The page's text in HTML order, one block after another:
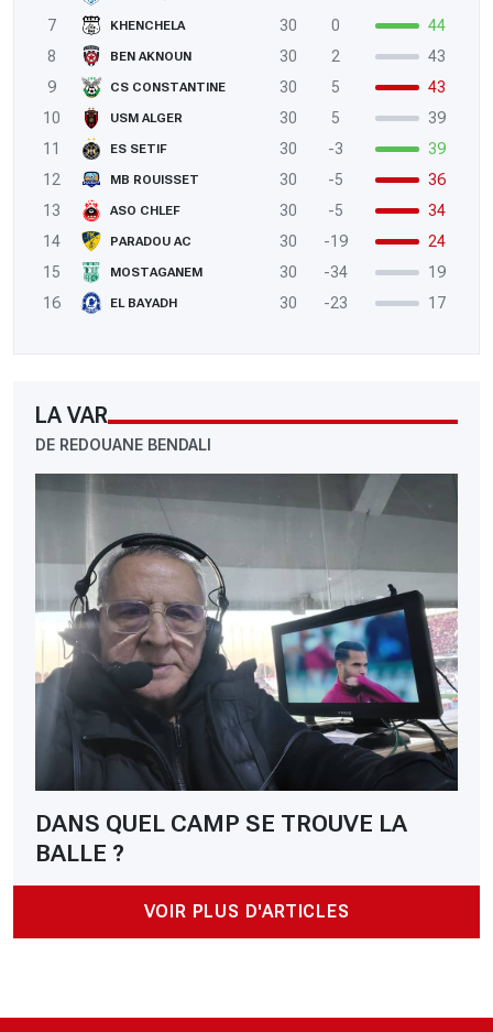
7
KHENCHELA 30 0
44
8
BEN AKNOUN 30 2
43
9
CS CONSTANTINE 30 5
43
10
USM ALGER 30 5
39
11
ES SETIF 30 -3
39
12
MB ROUISSET 30 -5
36
13
ASO CHLEF 30 -5
34
14
PARADOU AC 30 -19
24
15
MOSTAGANEM 30 -34
19
16
EL BAYADH 30 -23 17
LA VAR
DE REDOUANE BENDALI
DANS QUEL CAMP SE TROUVE LA
BALLE ?
VOIR PLUS D'ARTICLES